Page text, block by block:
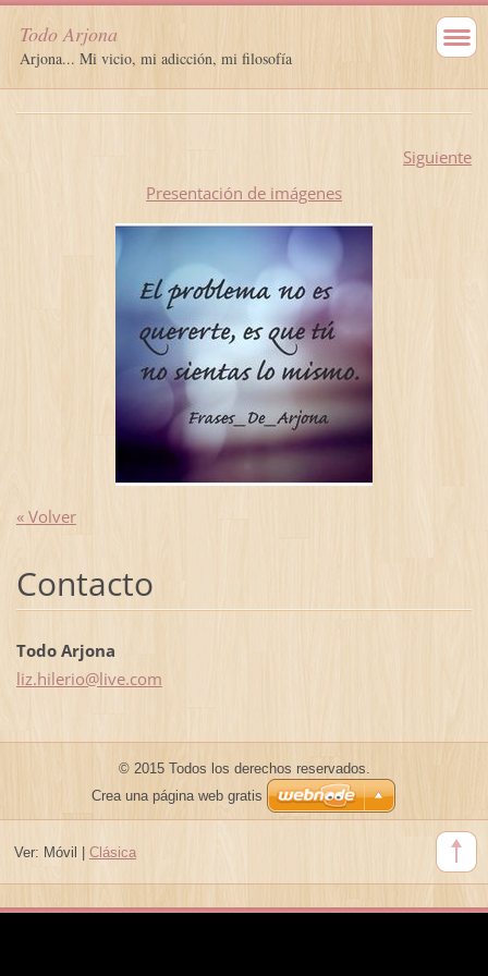
Todo Arjona
Arjona... Mi vicio, mi adicción, mi filosofía
Siguiente
Presentación de imágenes
« Volver
Contacto
Todo Arjona
liz.hilerio@live.com
© 2015 Todos los derechos reservados.
Crea una página web gratis
Ver: Móvil Clásica